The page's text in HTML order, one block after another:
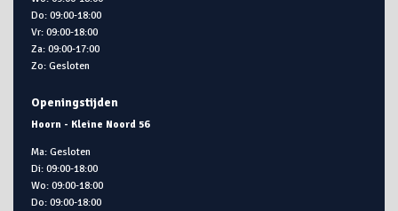
Do: 09:00-18:00
Vr: 09:00-18:00
Za: 09:00-17:00
Zo: Gesloten
Openingstijden
Hoorn - Kleine Noord 56
Ma: Gesloten
Di: 09:00-18:00
Wo: 09:00-18:00
Do: 09:00-18:00